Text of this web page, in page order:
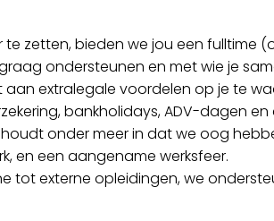
zetten, bieden we jou een fulltime
ondersteunen en met wie je
aan extralegale voordelen op je te
bankholidays, ADV-dagen
onder meer in dat we oog
en een aangename werksfeer.
tot externe opleidingen, we